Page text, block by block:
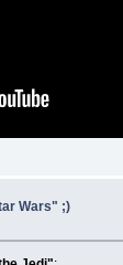
Wars" ;)